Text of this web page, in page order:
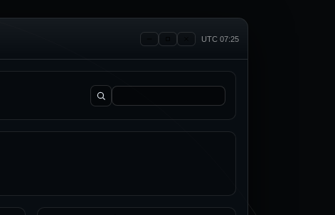
UTC 07:25
Rechercher :